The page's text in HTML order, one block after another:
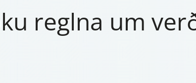
reglna um